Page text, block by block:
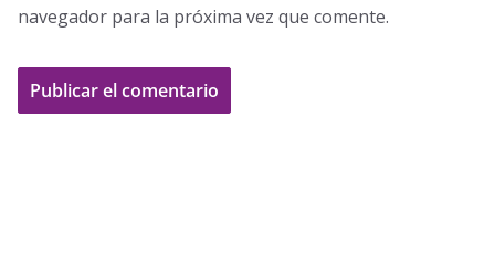
navegador para la próxima vez que comente.